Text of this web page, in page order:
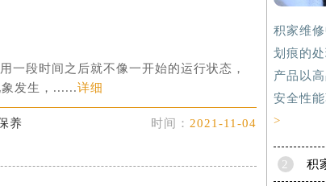
一段时间之后就不像一开始的运行状态，
发生，......详细
养 时间： 2021-11-04
积家维
划痕的
产品以
安全性
>
2